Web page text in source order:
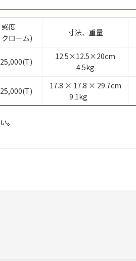
感度
ローム)
寸法、重量
12.5×12.5×20cm
4.5kg
17.8 × 17.8 × 29.7cm
9.1kg
。